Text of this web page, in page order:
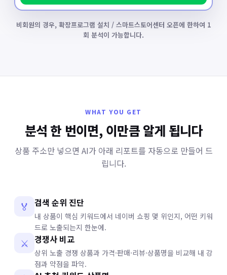
비회원의 경우, 확장프로그램 설치 / 스마트스토어센터 오픈에 한하여 1
회 분석이 가능합니다.
WHAT YOU GET
분석 한 번이면, 이만큼 알게 됩니다
상품 주소만 넣으면 AI가 아래 리포트를 자동으로 만들어 드
립니다.
🏅 검색 순위 진단
내 상품이 핵심 키워드에서 네이버 쇼핑 몇 위인지, 어떤 키워
드로 노출되는지 한눈에.
⚔️ 경쟁사 비교
상위 노출 경쟁 상품과 가격·판매·리뷰·상품명을 비교해 내 강
점과 약점을 파악.